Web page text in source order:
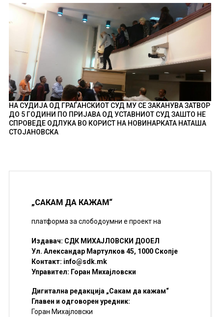
НА СУДИЈА ОД ГРАЃАНСКИОТ СУД МУ СЕ ЗАКАНУВА ЗАТВОР
ДО 5 ГОДИНИ ПО ПРИЈАВА ОД УСТАВНИОТ СУД ЗАШТО НЕ
СПРОВЕДЕ ОДЛУКА ВО КОРИСТ НА НОВИНАРКАТА НАТАША
СТОЈАНОВСКА
„САКАМ ДА КАЖАМ“
платформа за слободоумни е проект на
Издавач: СДК МИХАЈЛОВСКИ ДООЕЛ
Ул. Александар Мартулков 45, 1000 Скопје
Контакт: info@sdk.mk
Управител: Горан Михајловски
Дигитална редакција „Сакам да кажам“
Главен и одговорен уредник:
Горан Михајловски